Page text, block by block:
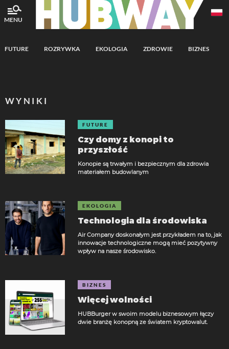
MENU
FUTURE ROZRYWKA EKOLOGIA ZDROWIE BIZNES
WYNIKI
FUTURE
Czy domy z konopi to
przyszłość
Konopie są trwałym i bezpiecznym dla zdrowia
materiałem budowlanym
EKOLOGIA
Technologia dla środowiska
Air Company doskonałym jest przykładem na to, jak
innowacje technologiczne mogą mieć pozytywny
wpływ na nasze środowisko.
BIZNES
Więcej wolności
HUBBurger w swoim modelu biznesowym łączy
dwie branżę konopną ze światem kryptowalut.